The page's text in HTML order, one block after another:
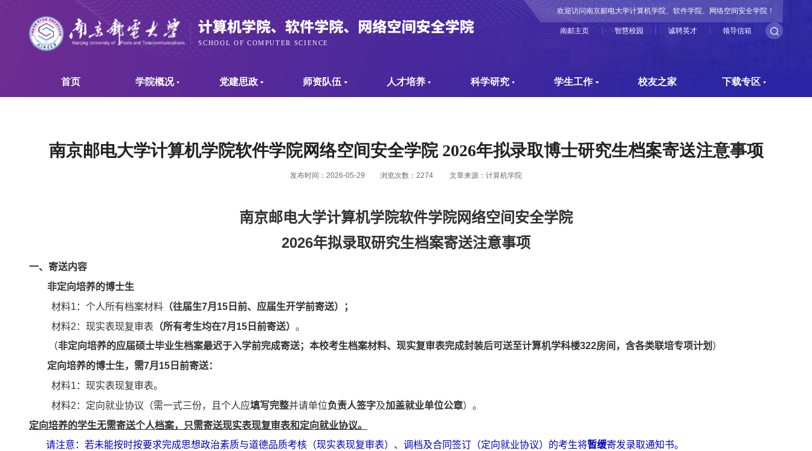
欢迎访问南京邮电大学计算机学院、软件学院、网络空间安全学院！
南邮主页 智慧校园 诚聘英才 领导信箱
首页 学院概况 党建思政 师资队伍 人才培养 科学研究 学生工作 校友之家 下载专区
南京邮电大学计算机学院软件学院网络空间安全学院 2026年拟录取博士研究生档案寄送注意事项
发布时间：2026-05-29 浏览次数： 2274 文章来源：计算机学院
南京邮电大学计算机学院软件学院网络空间安全学院
2026年拟录取研究生档案寄送注意事项
一、寄送内容
非定向培养的博士生
材料1 ：个人所有档案材料 （往届生7月 15 日前、应届生开学前寄送）
；
材料2 ：现实表现复审表 （所有考生均在7月 15 日前寄送）。
（非定向培养的应届硕士毕业生档案最迟于入学前完成寄送； 本校考生档案材料、现实复审表完成封装后可送至计算机学科楼322房间 ， 含各类联培专项计划 ）
定向培养的博士生，需7月 15 日前寄送：
材料1 ：现实表现复审表。
材料2 ：定向就业协议（需一式三份， 且个人应填写完整并请单位负责人签字及加盖就业单位公章）。
定向培养的学生无需寄送个人档案， 只需寄送现实表现复审表和定向就业协议。
请注意：若未能按时按要求完成思想政治素质与道德品质考核（现实表现复审表） 、调档及合同签订（定向就业协议） 的考生将暂缓寄发录取通知书。